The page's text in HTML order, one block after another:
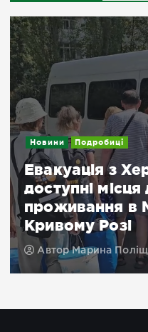
Новини Подробиці
Евакуація з
доступні
проживання в
Кривому Розі
АвторМарина